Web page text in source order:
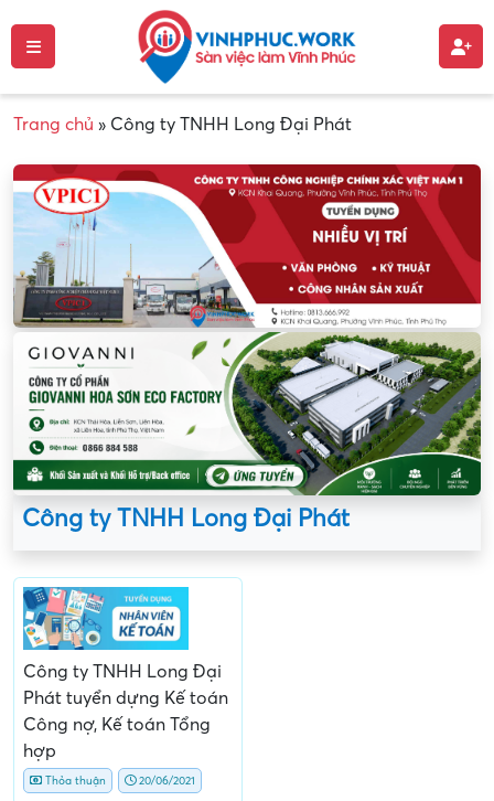
Trang chủ » Công ty TNHH Long Đại Phát
Công ty TNHH Long Đại Phát
Công ty TNHH Long Đại
Phát tuyển dựng Kế toán
Công nợ, Kế toán Tổng
hợp
Thỏa thuận 20/06/2021